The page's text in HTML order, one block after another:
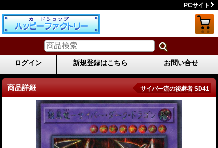
PCサイト
ログイン 新規登録はこちら お問い合せ
商品詳細 サイバー流の後継者 SD41